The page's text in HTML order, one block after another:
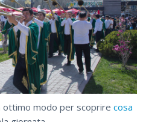
ottimo modo per scoprire cosa